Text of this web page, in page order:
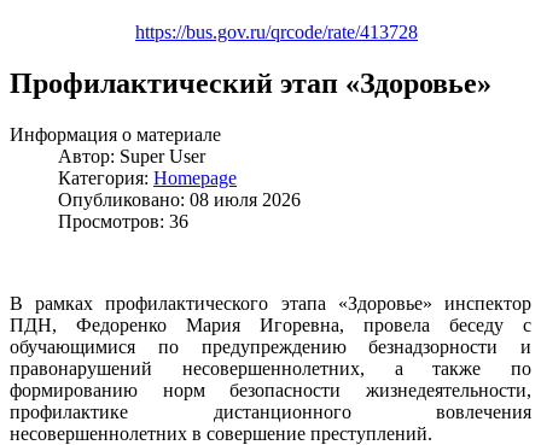
https://bus.gov.ru/qrcode/rate/413728
Профилактический этап «Здоровье»
Информация о материале
Автор: Super User
Категория: Homepage
Опубликовано: 08 июля 2026
Просмотров: 36
В рамках профилактического этапа «Здоровье» инспектор
ПДН, Федоренко Мария Игоревна, провела беседу с
обучающимися по предупреждению безнадзорности и
правонарушений несовершеннолетних, а также по
формированию норм безопасности жизнедеятельности,
профилактике дистанционного вовлечения
несовершеннолетних в совершение преступлений.